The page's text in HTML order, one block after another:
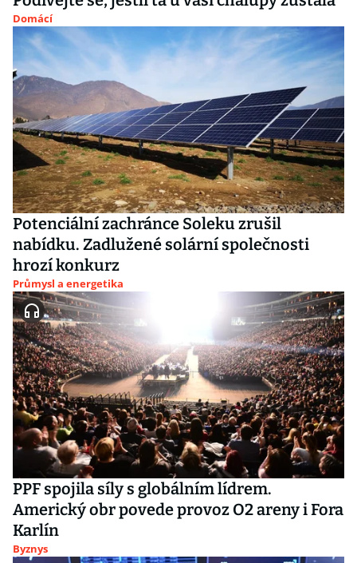
Domácí
Potenciální zachránce Soleku zrušil
nabídku. Zadlužené solární společnosti
hrozí konkurz
Průmysl a energetika
PPF spojila síly s globálním lídrem.
Americký obr povede provoz O2 areny i Fora
Karlín
Byznys